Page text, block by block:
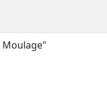
Moulage"